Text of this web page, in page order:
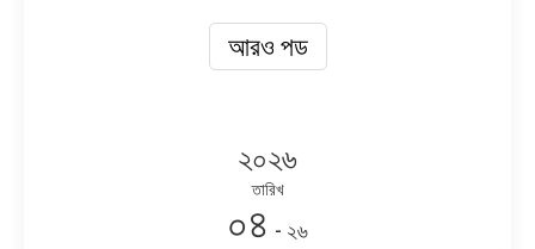
আরও পড
২০২৬
তারিখ
০৪ - ২৬